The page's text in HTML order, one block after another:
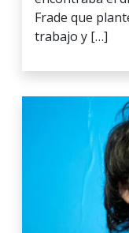
Frade que
trabajo y […]